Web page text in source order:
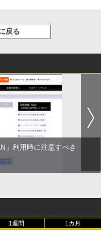
戻る
」利用時に注意すべき
1週間 1カ月